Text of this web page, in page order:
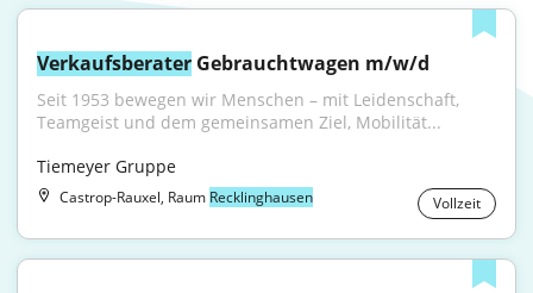
Verkaufsberater Gebrauchtwagen m/w/d
Seit 1953 bewegen wir Menschen – mit Leidenschaft,
Teamgeist und dem gemeinsamen Ziel, Mobilität...
Tiemeyer Gruppe
Castrop-Rauxel, Raum Recklinghausen Vollzeit